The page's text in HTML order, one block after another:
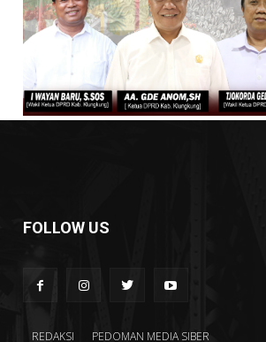
FOLLOW US
REDAKSI PEDOMAN MEDIA SIBER